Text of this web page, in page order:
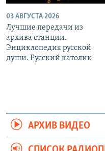
03 АВГУСТА 2026
Лучшие передачи из
архива станции.
Энциклопедия русской
души. Русский католик
АРХИВ ВИДЕО